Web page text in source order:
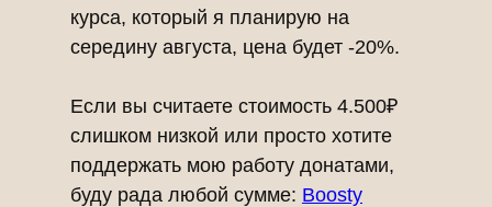
курса, который я планирую на
середину августа, цена будет -20%.
Если вы считаете стоимость 4.500₽
слишком низкой или просто хотите
поддержать мою работу донатами,
буду рада любой сумме: Boosty